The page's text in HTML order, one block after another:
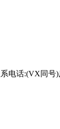
电话:(VX同